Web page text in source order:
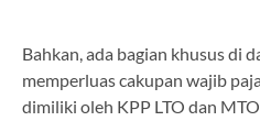
Bahkan, ada bagian khusus di
memperluas cakupan wajib
dimiliki oleh KPP LTO dan